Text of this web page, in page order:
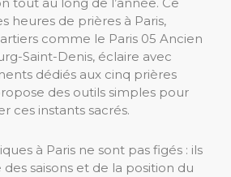
heures de prières à Paris,
comme le Paris 05 Ancien
Saint-Denis, éclaire avec
dédiés aux cinq prières
des outils simples pour
ces instants sacrés.
à Paris ne sont pas figés : ils
saisons et de la position du